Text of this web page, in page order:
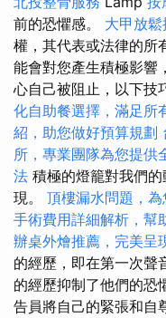
前的恐懼感。 大甲放
權，其代表或法律的所
能會對您產生積極影響
心自己被阻止，以下技
化自助餐選擇，滿足所
紹，助您做好預算規劃
所，專業團隊為您提供
法 積極的燈籠對我們
現。 頂樓漏水問題，
手術費用詳細解析，幫
辦桌外燴推薦，完美呈
的經歷，即在第一次聲
的經歷抑制了他們的恐
告員將自己的緊張和自